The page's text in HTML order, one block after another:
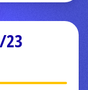
23